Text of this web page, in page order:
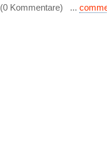
(0 Kommentare) ...